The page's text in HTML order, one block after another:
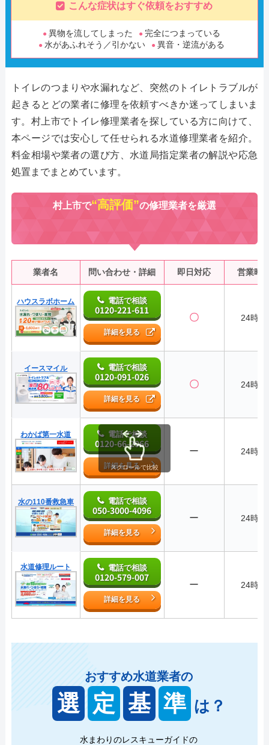
こんな症状はすぐ依頼をおすすめ
異物を流してしまった
完全につまっている
水があふれそう／引かない
異音・逆流がある
トイレのつまりや水漏れなど、突然のトイレトラブルが
起きるとどの業者に修理を依頼すべきか迷ってしまいま
す。村上市でトイレ修理業者を探している方に向けて、
本ページでは安心して任せられる水道修理業者を紹介。
料金相場や業者の選び方、水道局指定業者の解説や応急
処置までまとめています。
村上市で“高評価”の修理業者を厳選
業者名 問い合わせ・詳細 即日対応 営業時
ハウスラボホーム 電話で相談
0120-221-611
詳細を見る
〇 24時間
イースマイル 電話で相談
0120-091-026
詳細を見る
〇 24時間
わかば第一水道 電話で相談
0120-66-2066
詳細を見る
ー 24時間
水の110番救急車 電話で相談
050-3000-4096
詳細を見る
ー 24時間
水道修理ルート 電話で相談
0120-579-007
詳細を見る
ー 24時間
スクロールで比較
おすすめ水道業者の
選 定 基 準 は？
水まわりのレスキューガイドの